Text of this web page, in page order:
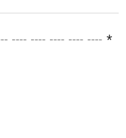
┈ ┈ ┈ ┈ ┈ *